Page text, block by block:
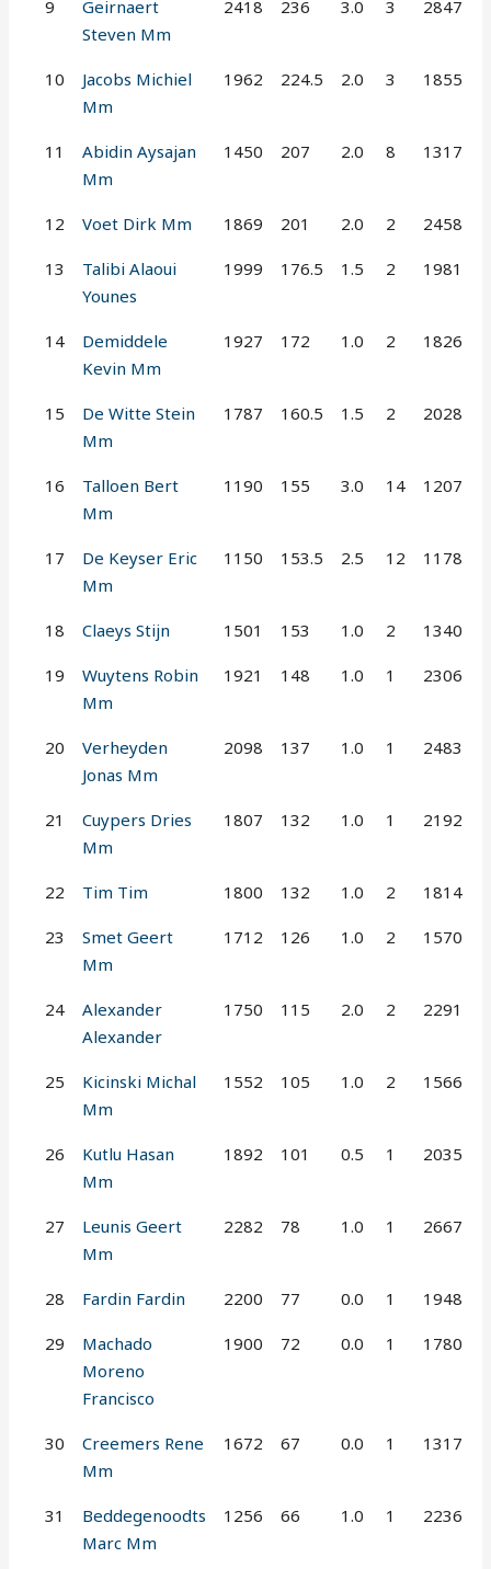
9
Geirnaert
Steven Mm
2418 236 3.0 3 2847
10
Jacobs Michiel
Mm
1962 224.5 2.0 3 1855
11
Abidin Aysajan
Mm
1450 207 2.0 8 1317
12 Voet Dirk Mm 1869 201 2.0 2 2458
13
Talibi Alaoui
Younes
1999 176.5 1.5 2 1981
14
Demiddele
Kevin Mm
1927 172 1.0 2 1826
15
De Witte Stein
Mm
1787 160.5 1.5 2 2028
16
Talloen Bert
Mm
1190 155 3.0 14 1207
17
De Keyser Eric
Mm
1150 153.5 2.5 12 1178
18 Claeys Stijn 1501 153 1.0 2 1340
19
Wuytens Robin
Mm
1921 148 1.0 1 2306
20
Verheyden
Jonas Mm
2098 137 1.0 1 2483
21
Cuypers Dries
Mm
1807 132 1.0 1 2192
22 Tim Tim 1800 132 1.0 2 1814
23
Smet Geert
Mm
1712 126 1.0 2 1570
24
Alexander
Alexander
1750 115 2.0 2 2291
25
Kicinski Michal
Mm
1552 105 1.0 2 1566
26
Kutlu Hasan
Mm
1892 101 0.5 1 2035
27
Leunis Geert
Mm
2282 78 1.0 1 2667
28 Fardin Fardin 2200 77 0.0 1 1948
29
Machado
Moreno
Francisco
1900 72 0.0 1 1780
30
Creemers Rene
Mm
1672 67 0.0 1 1317
31
Beddegenoodts
Marc Mm
1256 66 1.0 1 2236